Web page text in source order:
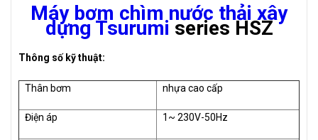
Máy bơm chìm nước thải xây
dựng Tsurumi series HSZ
Thông số kỹ thuật:
Thân bơm nhựa cao cấp
Điện áp 1~ 230V-50Hz